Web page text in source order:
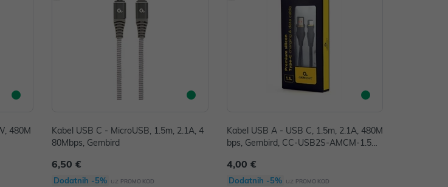
480M
Kabel USB C - MicroUSB, 1.5m, 2.1A, 4
80Mbps, Gembird
6,50 €
Dodatnih -5% uz PROMO KOD
Kabel USB A - USB C, 1.5m, 2.1A, 480M
bps, Gembird, CC-USB2S-AMCM-1.5M-
4,00 €
Dodatnih -5% uz PROMO KOD